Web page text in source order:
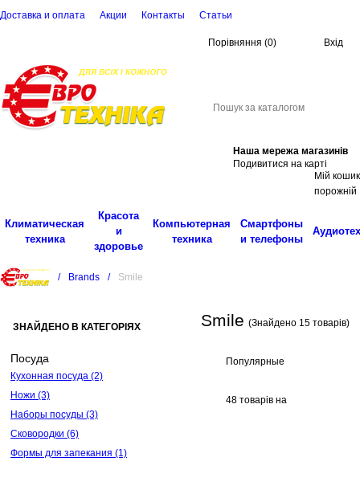
Доставка и оплата Акции Контакты Cтатьи
Порівняння (0) Вхід
Наша мережа магазинів
Подивитися на карті
Мій кошик
порожній
Климатическая
техника
Красота
и
здоровье
Компьютерная
техника
Смартфоны
и телефоны
/ Brands / Smile
ЗНАЙДЕНО В КАТЕГОРІЯХ
Посуда
Кухонная посуда (2)
Ножи (3)
Наборы посуды (3)
Сковородки (6)
Формы для запекания (1)
Smile (Знайдено 15 товарів)
Популярные
48 товарів на